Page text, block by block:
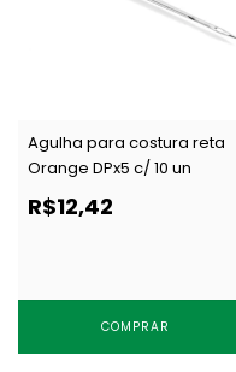
Agulha para costura reta
Orange DPx5 c/ 10 un
R$12,42
COMPRAR